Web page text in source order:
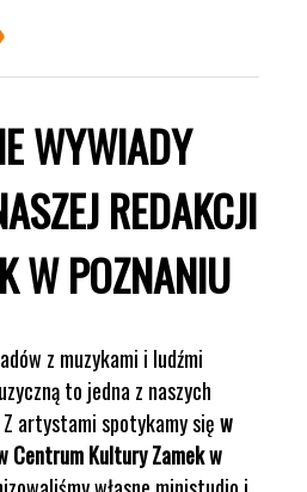
WYWIADY
REDAKCJI
W POZNANIU
z muzykami i ludźmi
to jedna z naszych
artystami spotykamy sięw
Centrum Kultury Zamek w